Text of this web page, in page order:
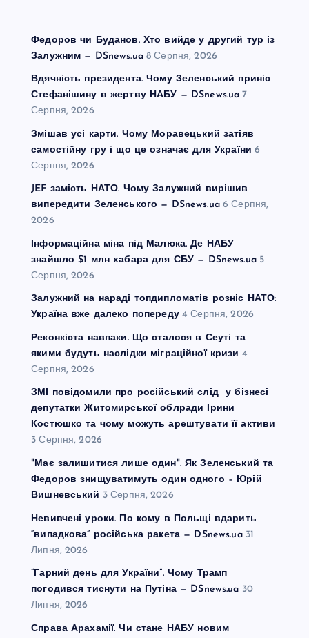
Федоров чи Буданов. Хто вийде у другий тур із
Залужним — DSnews.ua 8 Серпня, 2026
Вдячність президента. Чому Зеленський приніс
Стефанішину в жертву НАБУ — DSnews.ua 7
Серпня, 2026
Змішав усі карти. Чому Моравецький затіяв
самостійну гру і що це означає для України 6
Серпня, 2026
JEF замість НАТО. Чому Залужний вирішив
випередити Зеленського — DSnews.ua 6 Серпня,
2026
Інформаційна міна під Малюка. Де НАБУ
знайшло $1 млн хабара для СБУ — DSnews.ua 5
Серпня, 2026
Залужний на нараді топдипломатів розніс НАТО:
Україна вже далеко попереду 4 Серпня, 2026
Реконкіста навпаки. Що сталося в Сеуті та
якими будуть наслідки міграційної кризи 4
Серпня, 2026
ЗМІ повідомили про російський слід у бізнесі
депутатки Житомирської облради Ірини
Костюшко та чому можуть арештувати її активи
3 Серпня, 2026
"Має залишитися лише один". Як Зеленський та
Федоров знищуватимуть один одного – Юрій
Вишневський 3 Серпня, 2026
Невивчені уроки. По кому в Польщі вдарить
“випадкова” російська ракета — DSnews.ua 31
Липня, 2026
“Гарний день для України”. Чому Трамп
погодився тиснути на Путіна — DSnews.ua 30
Липня, 2026
Справа Арахамії. Чи стане НАБУ новим